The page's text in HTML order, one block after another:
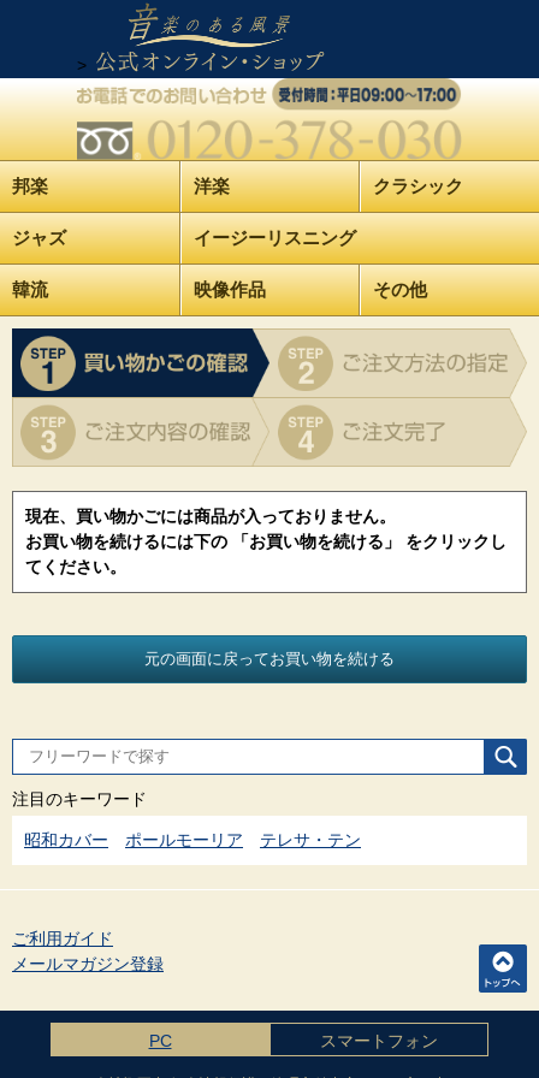
>
邦楽 洋楽 クラシック
ジャズ イージーリスニング
韓流 映像作品 その他
現在、買い物かごには商品が入っておりません。
お買い物を続けるには下の 「お買い物を続ける」 をクリックし
てください。
注目のキーワード
昭和カバー ポールモーリア テレサ・テン
スマートフォン
PC
ご利用ガイド
メールマガジン登録